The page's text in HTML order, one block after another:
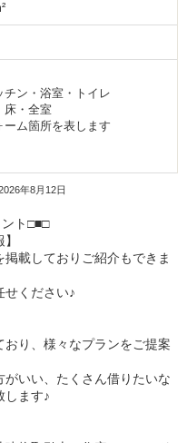
ン・浴室・トイレ
・全室
ム箇所を表します
年8月12日
ト□■□
載しておりご紹介もできま
ください♪
り、様々なプランをご提案
いい、たくさん借りたいな
します♪